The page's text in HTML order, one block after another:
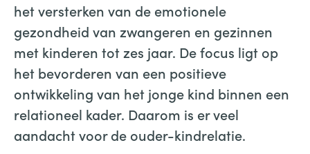
het versterken van de emotionele
gezondheid van zwangeren en gezinnen
met kinderen tot zes jaar. De focus ligt op
het bevorderen van een positieve
ontwikkeling van het jonge kind binnen een
relationeel kader. Daarom is er veel
aandacht voor de ouder-kindrelatie.